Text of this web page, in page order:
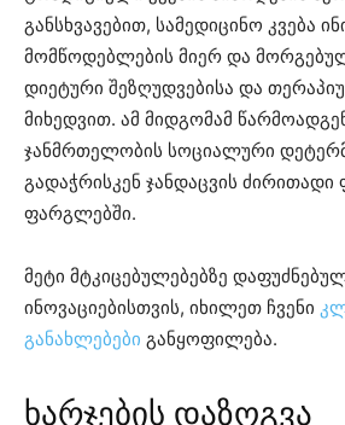
განსხვავებით, სამედიცინო კვება
მომწოდებლების მიერ და
დიეტური შეზღუდვებისა და
მიხედვით. ამ მიდგომამ
ჯანმრთელობის სოციალური
გადაჭრისკენ ჯანდაცვის ძირითადი
ფარგლებში.
მეტი მტკიცებულებებზე
ინოვაციებისთვის, იხილეთ ჩვენი
განახლებები განყოფილება.
ხარჯების დაზოგვა